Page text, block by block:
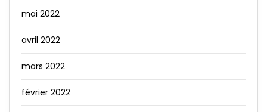
mai 2022
avril 2022
mars 2022
février 2022